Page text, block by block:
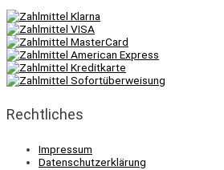
Rechtliches
Impressum
Datenschutzerklärung